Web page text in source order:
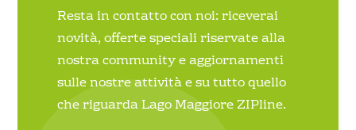
Resta in contatto con noi: riceverai
novità, offerte speciali riservate alla
nostra community e aggiornamenti
sulle nostre attività e su tutto quello
che riguarda Lago Maggiore ZIPline.